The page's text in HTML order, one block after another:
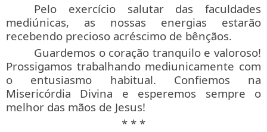
Pelo exercício salutar das faculdades
mediúnicas, as nossas energias estarão
recebendo precioso acréscimo de bênçãos.
Guardemos o coração tranquilo e valoroso!
Prossigamos trabalhando mediunicamente com
o entusiasmo habitual. Confiemos na
Misericórdia Divina e esperemos sempre o
melhor das mãos de Jesus!
* * *